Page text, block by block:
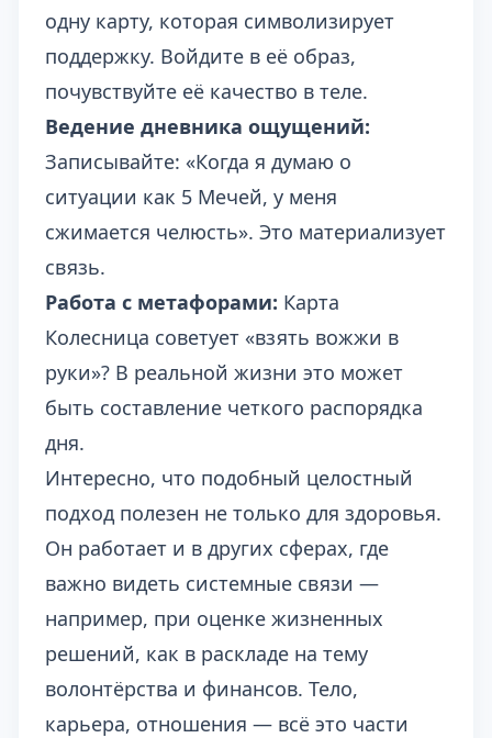
одну карту, которая символизирует
поддержку. Войдите в её образ,
почувствуйте её качество в теле.
Ведение дневника ощущений:
Записывайте: «Когда я думаю о
ситуации как 5 Мечей, у меня
сжимается челюсть». Это материализует
связь.
Работа с метафорами: Карта
Колесница советует «взять вожжи в
руки»? В реальной жизни это может
быть составление четкого распорядка
дня.
Интересно, что подобный целостный
подход полезен не только для здоровья.
Он работает и в других сферах, где
важно видеть системные связи —
например, при оценке жизненных
решений, как в раскладе на тему
волонтёрства и финансов. Тело,
карьера, отношения — всё это части